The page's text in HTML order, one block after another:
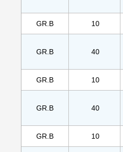
10
GR.B
40
GR.B
10
GR.B
40
GR.B
10
GR.B